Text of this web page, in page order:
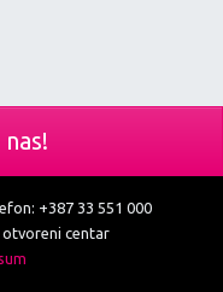
+387 33 551 000
otvoreni centar